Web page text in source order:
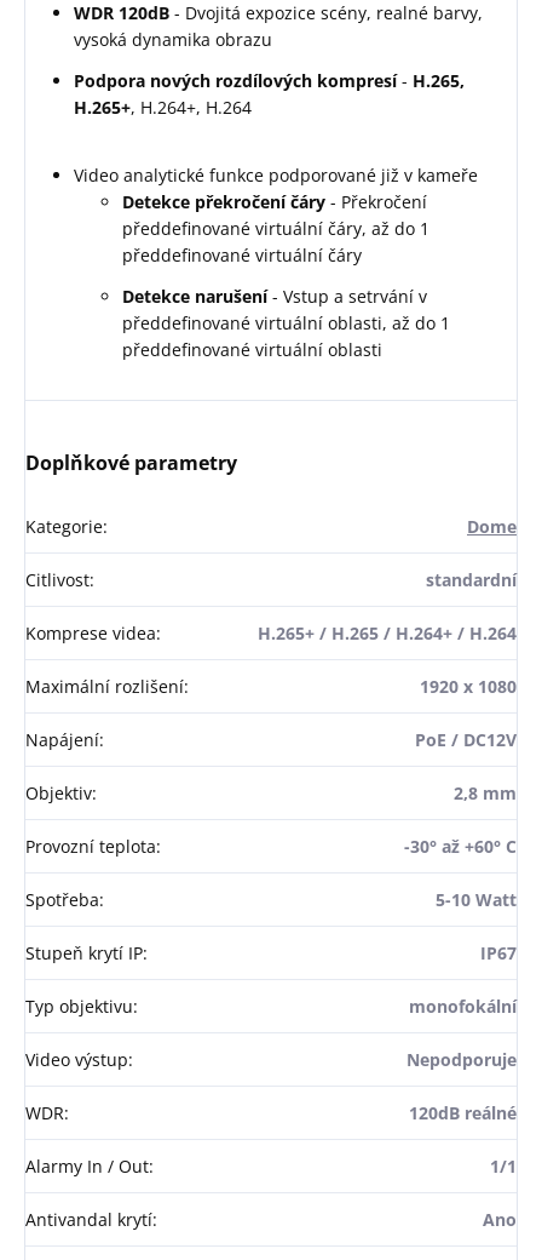
WDR 120dB - Dvojitá expozice scény, realné barvy,
vysoká dynamika obrazu
Podpora nových rozdílových kompresí- H.265,
H.265+, H.264+, H.264
Video analytické funkce podporované již v kameře
Detekce překročení čáry - Překročení
předdefinované virtuální čáry, až do 1
předdefinované virtuální čáry
Detekce narušení- Vstup a setrvání v
předdefinované virtuální oblasti, až do 1
předdefinované virtuální oblasti
Doplňkové parametry
Kategorie: Dome
Citlivost: standardní
Komprese videa: H.265+ / H.265 / H.264+ / H.264
Maximální rozlišení: 1920 x 1080
Napájení: PoE / DC12V
Objektiv: 2,8 mm
Provozní teplota: -30° až +60° C
Spotřeba: 5-10 Watt
Stupeň krytí IP: IP67
Typ objektivu: monofokální
Video výstup: Nepodporuje
WDR: 120dB reálné
Alarmy In / Out: 1/1
Antivandal krytí: Ano